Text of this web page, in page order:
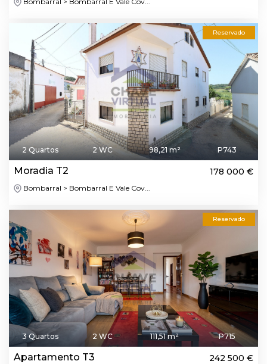
Reservado
2 Quartos 2 WC 98,21 m² P743
Moradia T2 178 000 €
Bombarral > Bombarral E Vale Cov...
Reservado
3 Quartos 2 WC 111,51 m² P715
Apartamento T3 242 500 €